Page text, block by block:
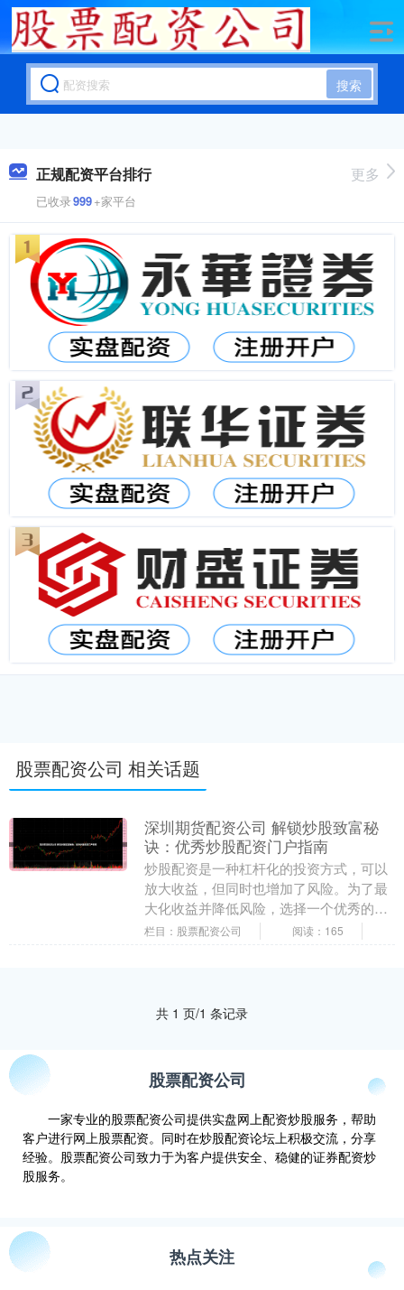
搜索
正规配资平台排行
已收录999+家平台
更多
股票配资公司 相关话题
深圳期货配资公司 解锁炒股致富秘
诀：优秀炒股配资门户指南
炒股配资是一种杠杆化的投资方式，可以
放大收益，但同时也增加了风险。为了最
大化收益并降低风险，选择一个优秀的炒
股配资门户至关重要。 1. 配资方式：了解
栏目：股票配资公司 阅读：165
共 1 页/1 条记录
股票配资公司
一家专业的股票配资公司提供实盘网上配资炒股服务，帮助
客户进行网上股票配资。同时在炒股配资论坛上积极交流，分享
经验。股票配资公司致力于为客户提供安全、稳健的证券配资炒
股服务。
热点关注